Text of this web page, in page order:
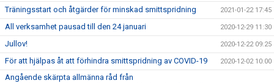
Träningsstart och åtgärder för minskad smittspridning 2021-01-22 17:45
All verksamhet pausad till den 24 januari 2020-12-29 11:30
Jullov! 2020-12-22 09:25
För att hjälpas åt att förhindra smittspridning av COVID-19 2020-12-02 10:00
Angående skärpta allmänna råd från